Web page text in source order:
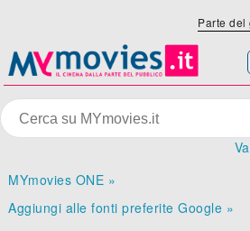
Parte del
MYmovies ONE »
Aggiungi alle fonti preferite Google »